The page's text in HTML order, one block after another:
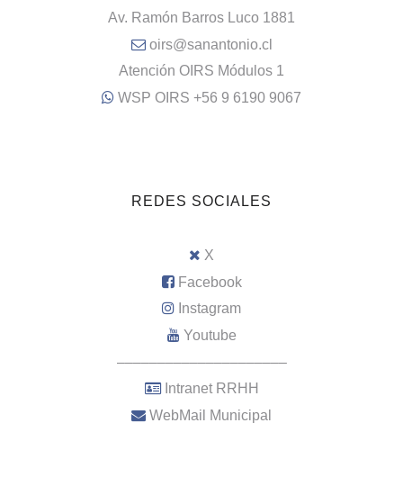
Av. Ramón Barros Luco 1881
oirs@sanantonio.cl
Atención OIRS Módulos 1
WSP OIRS +56 9 6190 9067
REDES SOCIALES
X
Facebook
Instagram
Youtube
–––––––––––––––––––––
Intranet RRHH
WebMail Municipal